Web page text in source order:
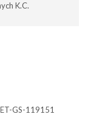
K.C.
GS-119151